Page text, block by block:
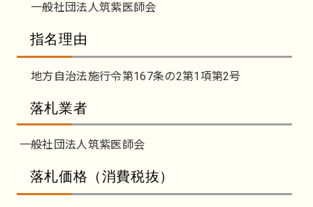
一般社団法人筑紫医師会
指名理由
地方自治法施行令第167条の2第1項第2号
落札業者
一般社団法人筑紫医師会
落札価格（消費税抜）